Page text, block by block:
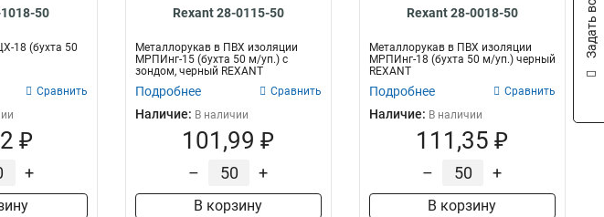
50
18 (бухта 50
Сравнить
₽
+
Rexant 28-0115-50
Металлорукав в ПВХ изоляции
МРПИнг-15 (бухта 50 м/уп.) с
зондом, черный REXANT
Подробнее Сравнить
Наличие: В наличии
101,99 ₽
– +
В корзину
Rexant 28-0018-50
Металлорукав в ПВХ изоляции
МРПИнг-18 (бухта 50 м/уп.) черный
REXANT
Подробнее Сравнить
Наличие: В наличии
111,35 ₽
– +
В корзину